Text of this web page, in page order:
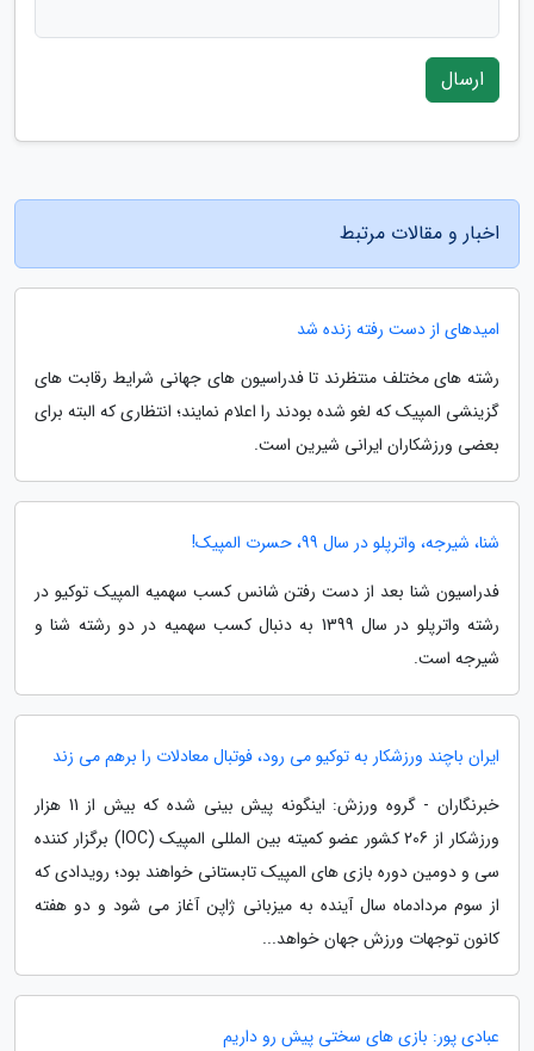
ارسال
اخبار و مقالات مرتبط
امیدهای از دست رفته زنده شد
رشته های مختلف منتظرند تا فدراسیون های جهانی شرایط رقابت های
گزینشی المپیک که لغو شده بودند را اعلام نمایند؛ انتظاری که البته برای
بعضی ورزشکاران ایرانی شیرین است.
شنا، شیرجه، واترپلو در سال 99، حسرت المپیک!
فدراسیون شنا بعد از دست رفتن شانس کسب سهمیه المپیک توکیو در
رشته واترپلو در سال 1399 به دنبال کسب سهمیه در دو رشته شنا و
شیرجه است.
ایران باچند ورزشکار به توکیو می رود، فوتبال معادلات را برهم می زند
خبرنگاران - گروه ورزش: اینگونه پیش بینی شده که بیش از 11 هزار
ورزشکار از 206 کشور عضو کمیته بین المللی المپیک (IOC) برگزار کننده
سی و دومین دوره بازی های المپیک تابستانی خواهند بود؛ رویدادی که
از سوم مردادماه سال آینده به میزبانی ژاپن آغاز می شود و دو هفته
کانون توجهات ورزش جهان خواهد...
عبادی پور: بازی های سختی پیش رو داریم